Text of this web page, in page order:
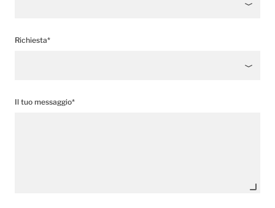
Richiesta*
Il tuo messaggio*